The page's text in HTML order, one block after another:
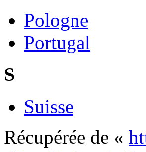
Pologne
Portugal
S
Suisse
Récupérée de «